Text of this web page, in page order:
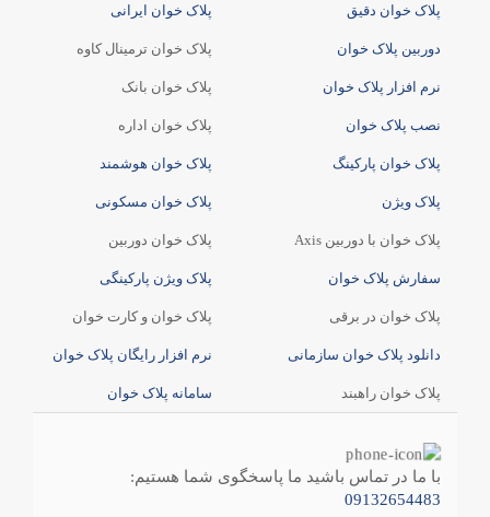
پلاک خوان دقیق پلاک خوان ایرانی
دوربین پلاک خوان
نرم افزار پلاک خوان
نصب پلاک خوان
پلاک خوان پارکینگ
پلاک ویژن
پلاک خوان ترمینال کاوه
پلاک خوان بانک
پلاک خوان اداره
پلاک خوان هوشمند
پلاک خوان مسکونی
پلاک خوان با دوربین Axis
سفارش پلاک خوان
پلاک خوان در برقی
دانلود پلاک خوان سازمانی
پلاک خوان راهبند
پلاک خوان دوربین
پلاک ویژن پارکینگی
پلاک خوان و کارت خوان
نرم افزار رایگان پلاک خوان
سامانه پلاک خوان
با ما در تماس باشید ما پاسخگوی شما هستیم:
09132654483